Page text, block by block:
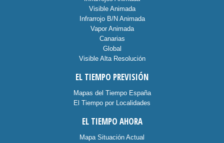
Visible Animada
Infrarrojo B/N Animada
Vapor Animada
Canarias
Global
Visible Alta Resolución
EL TIEMPO PREVISIÓN
Mapas del Tiempo España
El Tiempo por Localidades
EL TIEMPO AHORA
Mapa Situación Actual